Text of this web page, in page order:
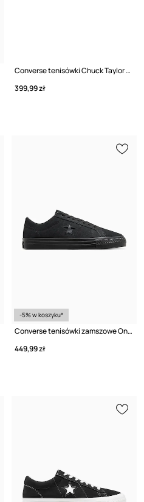
Converse tenisówki Chuck Taylor All Star Cruise
399,99 zł
-5% w koszyku*
Converse tenisówki zamszowe One Star Pro
449,99 zł